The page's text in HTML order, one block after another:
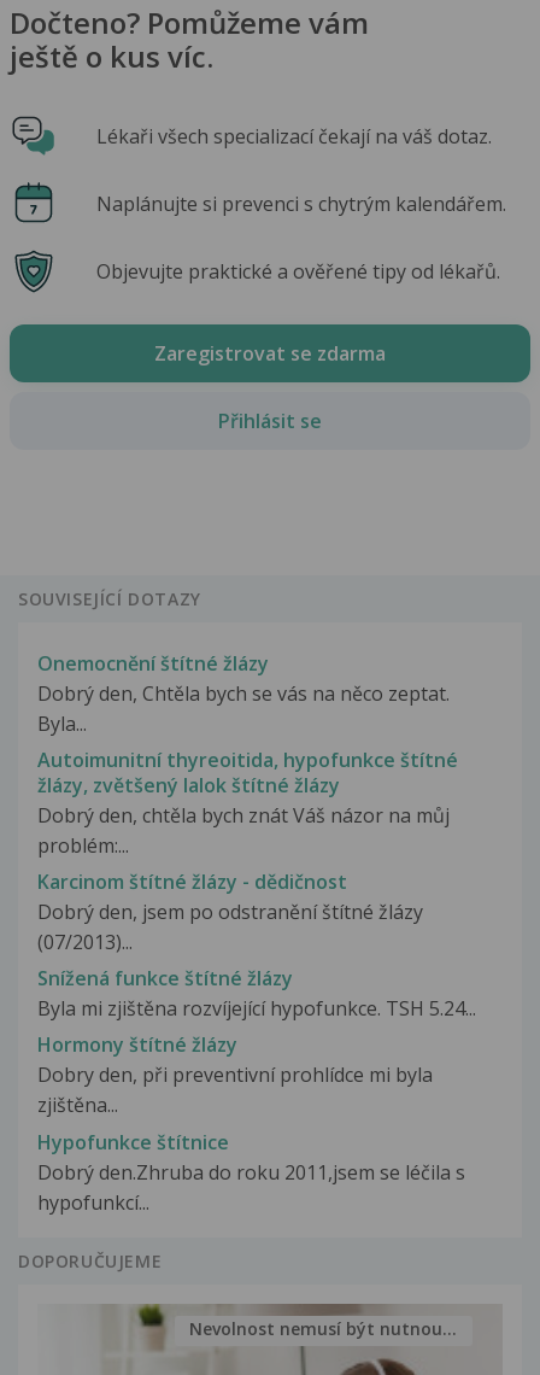
Dočteno? Pomůžeme vám
ještě o kus víc.
Lékaři všech specializací čekají na váš dotaz.
Naplánujte si prevenci s chytrým kalendářem.
Objevujte praktické a ověřené tipy od lékařů.
Zaregistrovat se zdarma
Přihlásit se
SOUVISEJÍCÍ DOTAZY
Onemocnění štítné žlázy
Dobrý den, Chtěla bych se vás na něco zeptat.
Byla...
Autoimunitní thyreoitida, hypofunkce štítné
žlázy, zvětšený lalok štítné žlázy
Dobrý den, chtěla bych znát Váš názor na můj
problém:...
Karcinom štítné žlázy - dědičnost
Dobrý den, jsem po odstranění štítné žlázy
(07/2013)...
Snížená funkce štítné žlázy
Byla mi zjištěna rozvíjející hypofunkce. TSH 5.24...
Hormony štítné žlázy
Dobry den, při preventivní prohlídce mi byla
zjištěna...
Hypofunkce štítnice
Dobrý den.Zhruba do roku 2011,jsem se léčila s
hypofunkcí...
DOPORUČUJEME
Nevolnost nemusí být nutnou...